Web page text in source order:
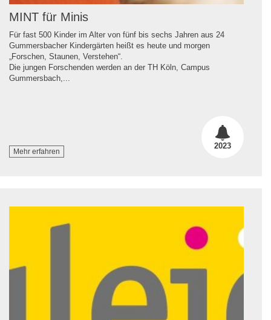
MINT für Minis
Für fast 500 Kinder im Alter von fünf bis sechs Jahren aus 24
Gummersbacher Kindergärten heißt es heute und morgen
„Forschen, Staunen, Verstehen“.
Die jungen Forschenden werden an der TH Köln, Campus
Gummersbach,...
Mehr erfahren
2023